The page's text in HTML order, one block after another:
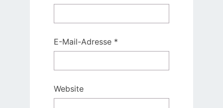
E-Mail-Adresse *
Website